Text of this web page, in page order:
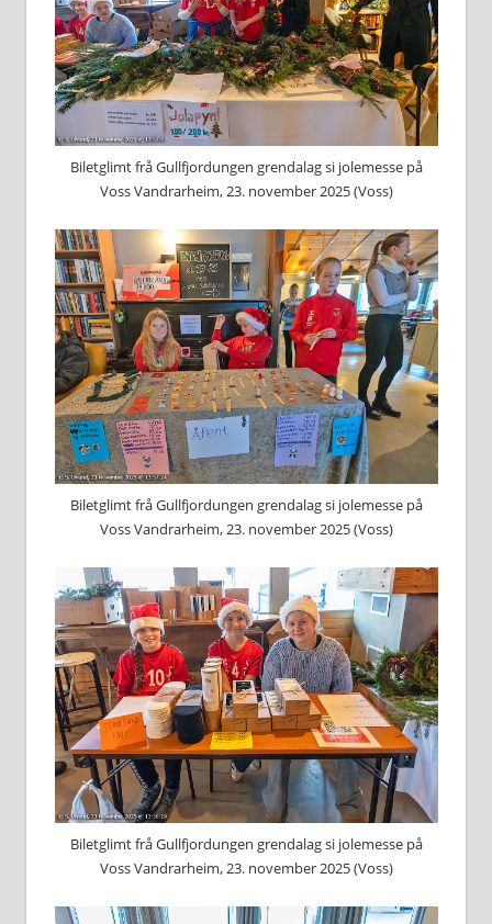
Biletglimt frå Gullfjordungen grendalag si jolemesse på
Voss Vandrarheim, 23. november 2025 (Voss)
Biletglimt frå Gullfjordungen grendalag si jolemesse på
Voss Vandrarheim, 23. november 2025 (Voss)
Biletglimt frå Gullfjordungen grendalag si jolemesse på
Voss Vandrarheim, 23. november 2025 (Voss)